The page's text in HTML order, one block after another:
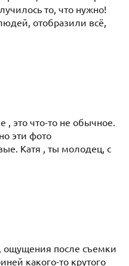
то, что нужно!
отобразили всё,
, это что-то не обычное.
эти фото
Катя , ты молодец, с
ощущения после съемки
какого-то крутого